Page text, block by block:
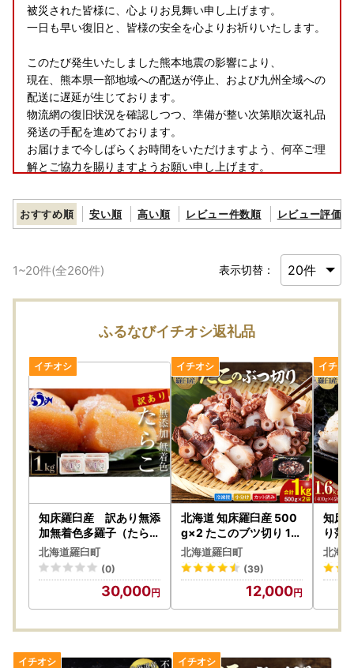
被災された皆様に、心よりお見舞い申し上げます。
一日も早い復旧と、皆様の安全を心よりお祈りいたします。
このたび発生いたしました熊本地震の影響により、
現在、熊本県一部地域への配送が停止、および九州全域への
配送に遅延が生じております。
物流網の復旧状況を確認しつつ、準備が整い次第順次返礼品
発送の手配を進めております。
お届けまで今しばらくお時間をいただけますよう、何卒ご理
解とご協力を賜りますようお願い申し上げます。
【重要】ヤマト運輸の荷物転送有料化のお知らせ
ヤマト運輸の規定変更により、2023年6月1日（木）以降、
お荷物の送り状に記載されたご住所以外にお届け先を変更
（転送）する場合、送り状に記載されたお届け先から変更後
のお届け先までの配送料が着払いで発生いたします。
なお、ご贈答用の場合でも受取人様に着払いでご負担いただ
くことになりますので、お届け先のご住所をご入力いただく
際には十分にご注意いただいた上でお申込いただきますよう
よろしくお願い申し上げます。
※転送を拒否された場合の返礼品の再発送はいたしません。
詳しくはヤマト運輸のホームページをご確認ください。
おすすめ順 安い順 高い順 レビュー件数順 レビュー評価順
1~20件(全260件) 表示切替：
ふるなびイチオシ返礼品
知床羅臼産 訳あり無添
加無着色多羅子（たらこ
）1kg（250g×4箱）北
海道 知床羅臼産 生産者
支援 応援
北海道羅臼町
(0)
30,000
北海道 知床羅臼産 500
g×2 たこのブツ切り 1k
g 魚介類 タコ カット済
み 小分け 便利
北海道羅臼町
(39)
12,000
知床
り落
漬け
北海